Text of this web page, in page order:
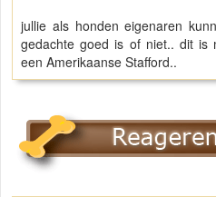
jullie als honden eigenaren
gedachte goed is of niet.. dit is
een Amerikaanse Stafford..